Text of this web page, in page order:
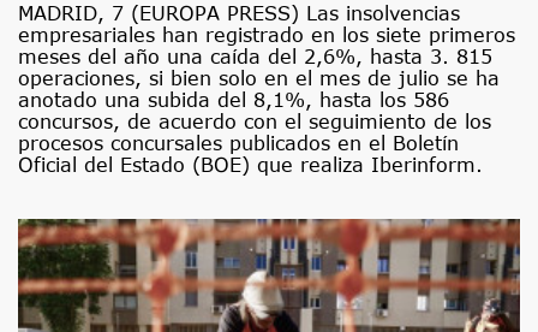
MADRID, 7 (EUROPA PRESS) Las insolvencias
empresariales han registrado en los siete primeros
meses del año una caída del 2,6%, hasta 3. 815
operaciones, si bien solo en el mes de julio se ha
anotado una subida del 8,1%, hasta los 586
concursos, de acuerdo con el seguimiento de los
procesos concursales publicados en el Boletín
Oficial del Estado (BOE) que realiza Iberinform.